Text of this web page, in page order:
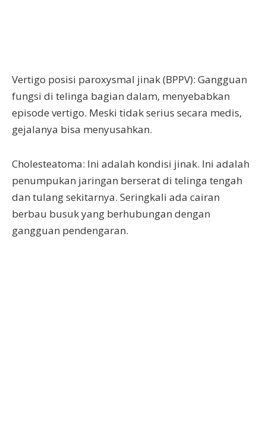
Vertigo posisi paroxysmal jinak (BPPV): Gangguan
fungsi di telinga bagian dalam, menyebabkan
episode vertigo. Meski tidak serius secara medis,
gejalanya bisa menyusahkan.
Cholesteatoma: Ini adalah kondisi jinak. Ini adalah
penumpukan jaringan berserat di telinga tengah
dan tulang sekitarnya. Seringkali ada cairan
berbau busuk yang berhubungan dengan
gangguan pendengaran.